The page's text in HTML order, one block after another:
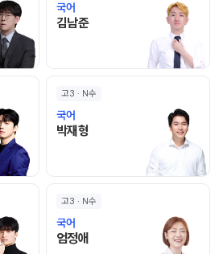
홈 바로가기
국어
김남준김남준 선생님 홈 바로가기
로가기
고3 · N수
국어
박재형 박재형 선생님 홈 바로가기
바로가기
고3 · N수
국어
엄정애엄정애 선생님 홈 바로가기